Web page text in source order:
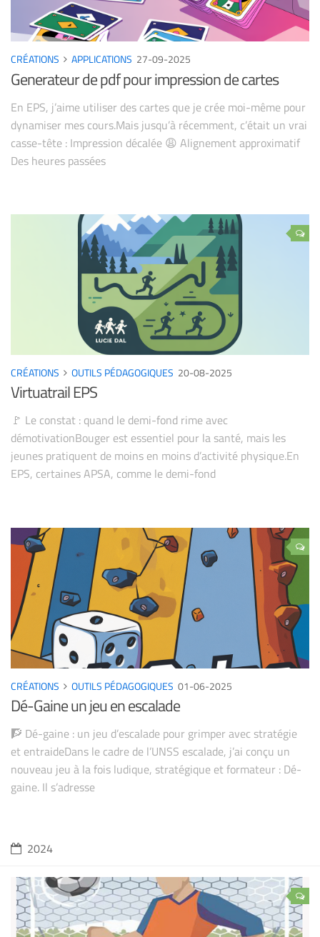
CRÉATIONS APPLICATIONS 27-09-2025
Generateur de pdf pour impression de cartes
En EPS, j’aime utiliser des cartes que je crée moi-même pour
dynamiser mes cours.Mais jusqu’à récemment, c’était un vrai
casse-tête : Impression décalée 😩 Alignement approximatif
Des heures passées
CRÉATIONS OUTILS PÉDAGOGIQUES 20-08-2025
Virtuatrail EPS
🚩 Le constat : quand le demi-fond rime avec
démotivationBouger est essentiel pour la santé, mais les
jeunes pratiquent de moins en moins d’activité physique.En
EPS, certaines APSA, comme le demi-fond
CRÉATIONS OUTILS PÉDAGOGIQUES 01-06-2025
Dé-Gaine un jeu en escalade
🧗‍ Dé-gaine : un jeu d’escalade pour grimper avec stratégie
et entraideDans le cadre de l’UNSS escalade, j’ai conçu un
nouveau jeu à la fois ludique, stratégique et formateur : Dé-
gaine. Il s’adresse
2024